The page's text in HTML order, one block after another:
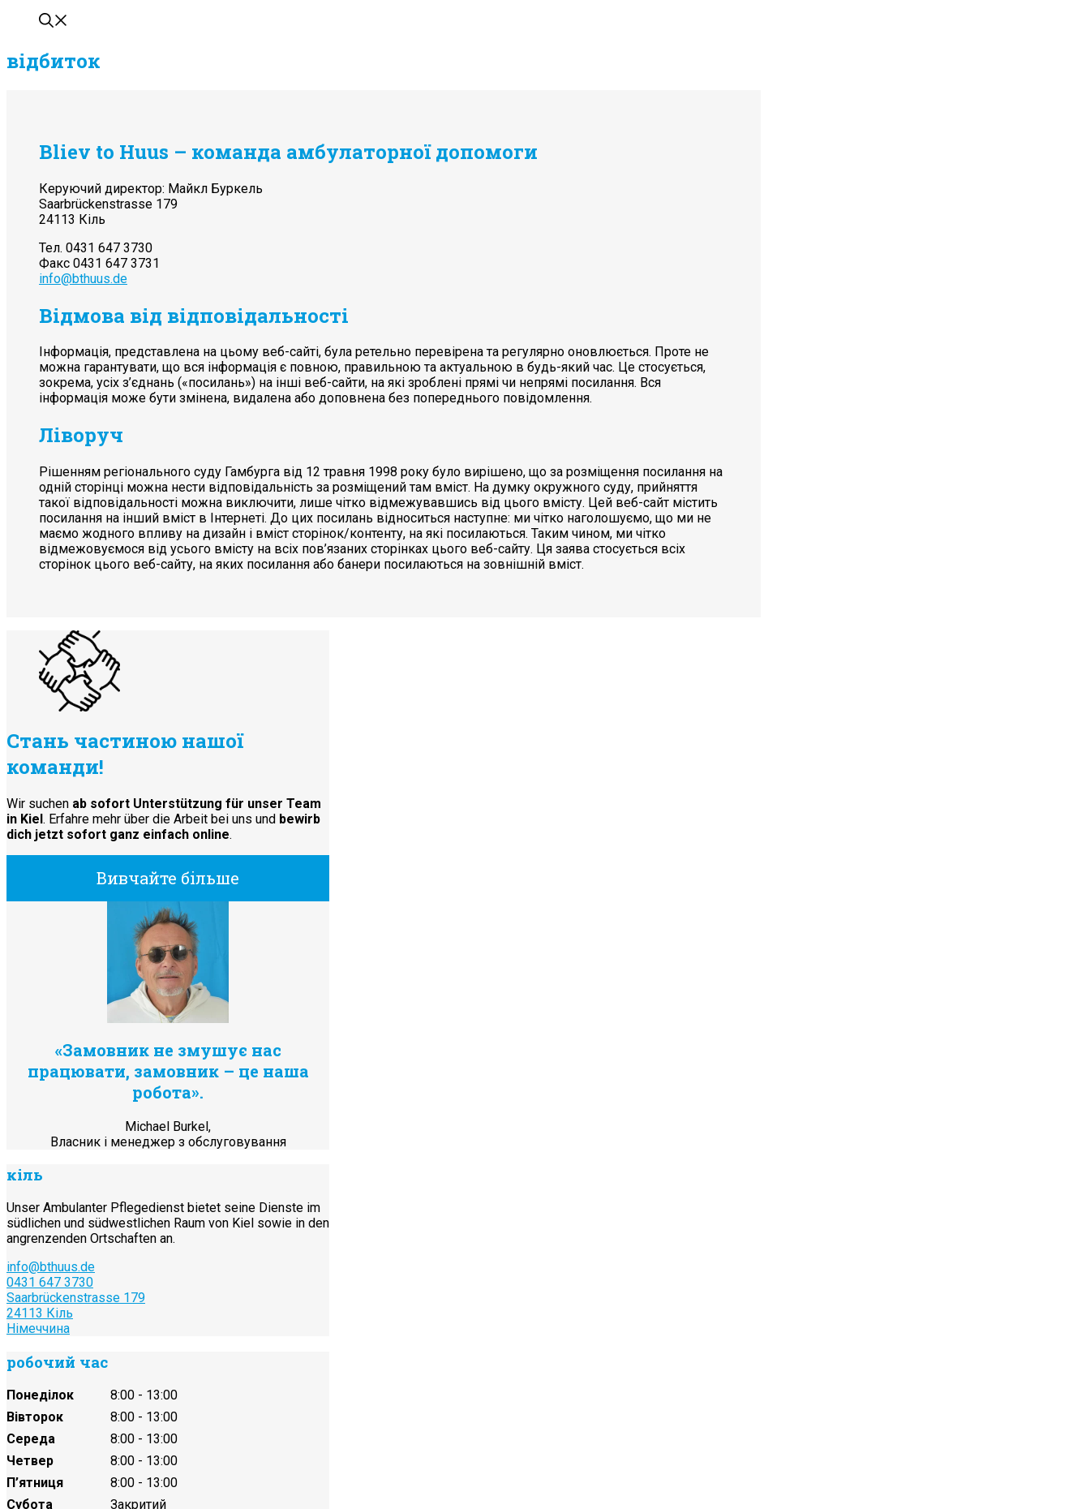
відбиток
Bliev to Huus – команда амбулаторної допомоги
Керуючий директор: Майкл Буркель
Saarbrückenstrasse 179
24113 Кіль
Тел. 0431 647 3730
Факс 0431 647 3731
info@bthuus.de
Відмова від відповідальності
Інформація, представлена ​​на цьому веб-сайті, була ретельно перевірена та регулярно оновлюється. Проте не
можна гарантувати, що вся інформація є повною, правильною та актуальною в будь-який час. Це стосується,
зокрема, усіх з’єднань («посилань») на інші веб-сайти, на які зроблені прямі чи непрямі посилання. Вся
інформація може бути змінена, видалена або доповнена без попереднього повідомлення.
Ліворуч
Рішенням регіонального суду Гамбурга від 12 травня 1998 року було вирішено, що за розміщення посилання на
одній сторінці можна нести відповідальність за розміщений там вміст. На думку окружного суду, прийняття
такої відповідальності можна виключити, лише чітко відмежувавшись від цього вмісту. Цей веб-сайт містить
посилання на інший вміст в Інтернеті. До цих посилань відноситься наступне: ми чітко наголошуємо, що ми не
маємо жодного впливу на дизайн і вміст сторінок/контенту, на які посилаються. Таким чином, ми чітко
відмежовуємося від усього вмісту на всіх пов’язаних сторінках цього веб-сайту. Ця заява стосується всіх
сторінок цього веб-сайту, на яких посилання або банери посилаються на зовнішній вміст.
Стань частиною нашої
команди!
Wir suchen ab sofort Unterstützung für unser Team
in Kiel. Erfahre mehr über die Arbeit bei uns und bewirb
dich jetzt sofort ganz einfach online.
Вивчайте більше
«Замовник не змушує нас
працювати, замовник – це наша
робота».
Michael Burkel,
Власник і менеджер з обслуговування
кіль
Unser Ambulanter Pflegedienst bietet seine Dienste im
südlichen und südwestlichen Raum von Kiel sowie in den
angrenzenden Ortschaften an.
info@bthuus.de
0431 647 3730
Saarbrückenstrasse 179
24113 Кіль
Німеччина
робочий час
Понеділок
8:00 - 13:00
Вівторок
8:00 - 13:00
Середа
8:00 - 13:00
Четвер
8:00 - 13:00
П’ятниця
8:00 - 13:00
Субота
Закритий